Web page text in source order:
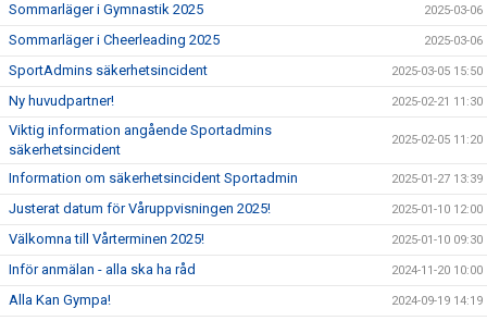
Sommarläger i Gymnastik 2025 2025-03-06
Sommarläger i Cheerleading 2025 2025-03-06
SportAdmins säkerhetsincident 2025-03-05 15:50
Ny huvudpartner! 2025-02-21 11:30
Viktig information angående Sportadmins
säkerhetsincident
2025-02-05 11:20
Information om säkerhetsincident Sportadmin 2025-01-27 13:39
Justerat datum för Våruppvisningen 2025! 2025-01-10 12:00
Välkomna till Vårterminen 2025! 2025-01-10 09:30
Inför anmälan - alla ska ha råd 2024-11-20 10:00
Alla Kan Gympa! 2024-09-19 14:19